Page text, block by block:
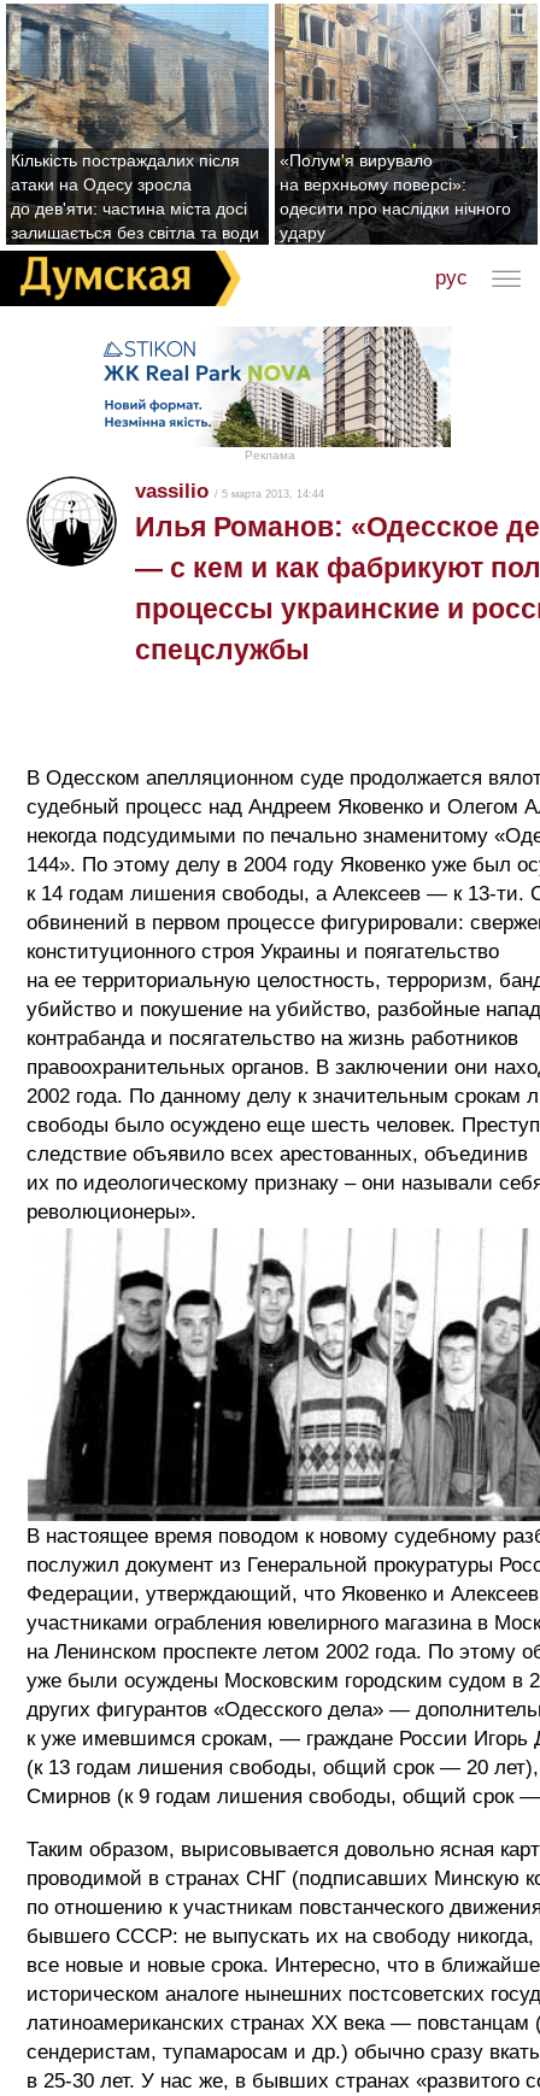
Кількість постраждалих після
атаки на Одесу зросла
до дев'яти: частина міста досі
залишається без світла та води
«Полум'я вирувало
на верхньому поверсі»:
одесити про наслідки нічного
удару
рус
Реклама
vassilio / 5 марта 2013, 14:44
Илья Романов: «Одесское
— с кем и как фабрикуют
процессы украинские и
спецслужбы
В Одесском апелляционном суде продолжается
судебный процесс над Андреем Яковенко и Олегом
некогда подсудимыми по печально знаменитому
144». По этому делу в 2004 году Яковенко уже был
к 14 годам лишения свободы, а Алексеев — к 13-ти.
обвинений в первом процессе фигурировали:
конституционного строя Украины и поягательство
на ее территориальную целостность, терроризм,
убийство и покушение на убийство, разбойные
контрабанда и посягательство на жизнь работников
правоохранительных органов. В заключении они
2002 года. По данному делу к значительным срокам
свободы было осуждено еще шесть человек.
следствие объявило всех арестованных, объединив
их по идеологическому признаку – они называли
революционеры».
В настоящее время поводом к новому судебному
послужил документ из Генеральной прокуратуры
Федерации, утверждающий, что Яковенко и
участниками ограбления ювелирного магазина в
на Ленинском проспекте летом 2002 года. По этому
уже были осуждены Московским городским судом в
других фигурантов «Одесского дела» —
к уже имевшимся срокам, — граждане России Игорь
(к 13 годам лишения свободы, общий срок — 20
Смирнов (к 9 годам лишения свободы, общий срок
Таким образом, вырисовывается довольно ясная
проводимой в странах СНГ (подписавших Минскую
по отношению к участникам повстанческого
бывшего СССР: не выпускать их на свободу никогда,
все новые и новые срока. Интересно, что в
историческом аналоге нынешних постсоветских
латиноамериканских странах XX века — повстанцам
сендеристам, тупамаросам и др.) обычно сразу
в 25-30 лет. У нас же, в бывших странах «развитого